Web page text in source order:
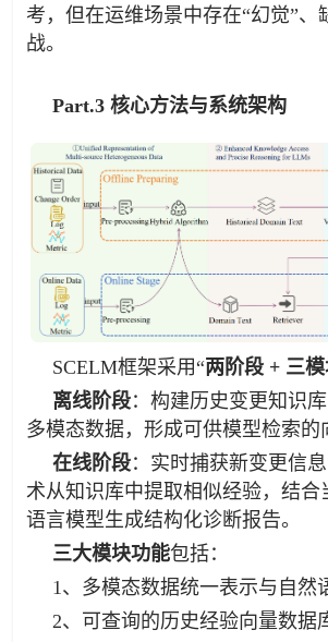
考，但在运维场景中存在“幻觉”、
战。
Part.3 核心方法与系统架构
SCELM框架采用“两阶段 + 三
离线阶段：构建历史变更知识
多模态数据，形成可供模型检索的
在线阶段：实时捕获新变更信
术从知识库中提取相似经验，结合
语言模型生成结构化诊断报告。
三大模块功能包括：
1、多模态数据统一表示与自然
2、可查询的历史经验向量数据